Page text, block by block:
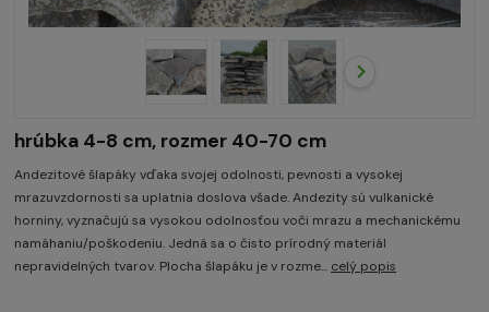
hrúbka 4-8 cm, rozmer 40-70 cm
Andezitové šlapáky vďaka svojej odolnosti, pevnosti a vysokej
mrazuvzdornosti sa uplatnia doslova všade. Andezity sú vulkanické
horniny, vyznačujú sa vysokou odolnosťou voči mrazu a mechanickému
namáhaniu/poškodeniu. Jedná sa o čisto prírodný materiál
nepravidelných tvarov. Plocha šlapáku je v rozme... celý popis